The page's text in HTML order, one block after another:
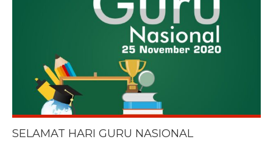
SELAMAT HARI GURU NASIONAL